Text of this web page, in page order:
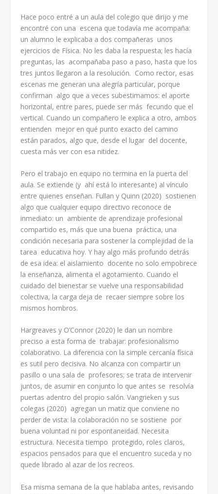
Hace poco entré a un aula del colegio que dirijo y me
encontré con una escena que todavía me acompaña:
un alumno le explicaba a dos compañeras unos
ejercicios de Física. No les daba la respuesta; les hacía
preguntas, las acompañaba paso a paso, hasta que los
tres juntos llegaron a la resolución. Como rector, esas
escenas me generan una alegría particular, porque
confirman algo que a veces subestimamos: el aporte
horizontal, entre pares, puede ser más fecundo que el
vertical. Cuando un compañero le explica a otro, ambos
entienden mejor en qué punto exacto del camino
están parados, algo que, desde el lugar del docente,
cuesta más ver con esa nitidez.
Pero el trabajo en equipo no termina en la puerta del
aula. Se extiende (y ahí está lo interesante) al vínculo
entre quienes enseñan. Fullan y Quinn (2020) sostienen
algo que cualquier equipo directivo reconoce de
inmediato: un ambiente de aprendizaje profesional
compartido es, más que una buena práctica, una
condición necesaria para sostener la complejidad de la
tarea educativa hoy. Y hay algo más profundo detrás
de esa idea: el aislamiento docente no solo empobrece
la enseñanza, alimenta el agotamiento. Cuando el
cuidado del bienestar se vuelve una responsabilidad
colectiva, la carga deja de recaer siempre sobre los
mismos hombros.
Hargreaves y O’Connor (2020) le dan un nombre
preciso a esta forma de trabajar: profesionalismo
colaborativo. La diferencia con la simple cercanía física
es sutil pero decisiva. No alcanza con compartir un
pasillo o una sala de profesores; se trata de intervenir
juntos, de asumir en conjunto lo que antes se resolvía
puertas adentro del propio salón. Vangrieken y sus
colegas (2020) agregan un matiz que conviene no
perder de vista: la colaboración no se sostiene por
buena voluntad ni por espontaneidad. Necesita
estructura. Necesita tiempo protegido, roles claros,
espacios pensados para que el encuentro suceda y no
quede librado al azar de los recreos.
Esa misma semana de la que hablaba antes, revisando